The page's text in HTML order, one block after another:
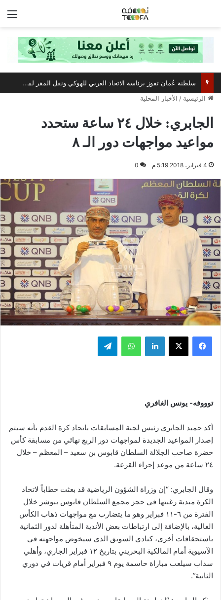
سلطنة عُمان تفوز برئاسة الاتحاد العربي للهوكي ونقل المقر لمسقط
الرئيسية / الأخبار المحلية
الجابري: خلال ٢٤ ساعة ستحدد
مواعيد مواجهات دور الـ ٨
4 فبراير، 2018 5:19 م 0
فيسبوك ‫X لينكدإن واتساب تيلقرام
توووفه- يونس الغافري
أكد حميد الجابري رئيس لجنة المسابقات باتحاد كرة القدم بأنه سيتم
إصدار المواعيد الجديدة لمواجهات دور الربع نهائي من مسابقة كأس
حضرة صاحب الجلالة السلطان قابوس بن سعيد – المعظم – خلال
٢٤ ساعة من موعد إجراء القرعة.
وقال الجابري: “إن وزراة الشؤون الرياضية قد بعثت خطاباً لاتحاد
الكرة مبدية رغبتها في حجز مجمع السلطان قابوس ببوشر خلال
الفترة من ٦-١١ فبراير وهو ما يتضارب مع مواجهات ذهاب الكأس
الغالية، بالإضافة إلى ارتباطات بعض الأندية المتأهلة لدور الثمانية
باستحقاقات أخرى، كنادي السويق الذي سيخوض مواجهته في
الآسيوية أمام المالكية البحريني بتاريخ ١٢ فبراير الجاري، وأهلي
سداب سيلعب مباراة حاسمة يوم ٩ فبراير أمام قريات في دوري
الثانية”.